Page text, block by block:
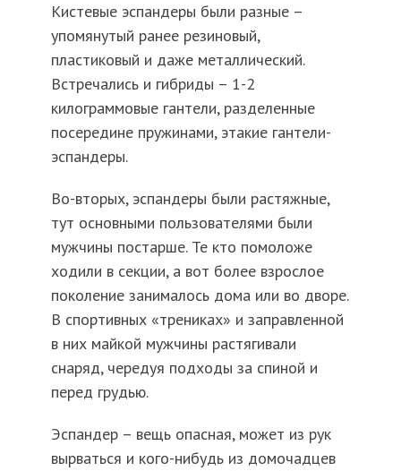
Кистевые эспандеры были разные –
упомянутый ранее резиновый,
пластиковый и даже металлический.
Встречались и гибриды – 1-2
килограммовые гантели, разделенные
посередине пружинами, этакие гантели-
эспандеры.
Во-вторых, эспандеры были растяжные,
тут основными пользователями были
мужчины постарше. Те кто помоложе
ходили в секции, а вот более взрослое
поколение занималось дома или во дворе.
В спортивных «трениках» и заправленной
в них майкой мужчины растягивали
снаряд, чередуя подходы за спиной и
перед грудью.
Эспандер – вещь опасная, может из рук
вырваться и кого-нибудь из домочадцев